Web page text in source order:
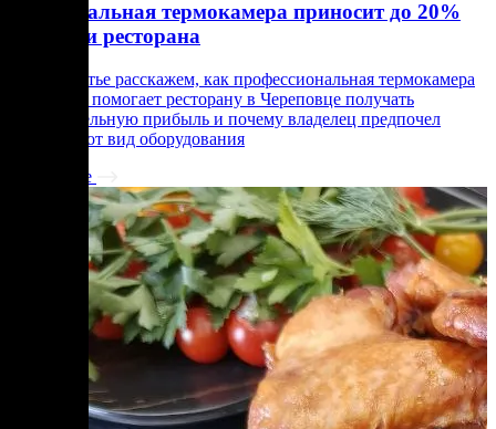
Универсальная термокамера приносит до 20%
прибыли ресторана
В этой статье расскажем, как профессиональная термокамера
от Ижицы помогает ресторану в Череповце получать
дополнительную прибыль и почему владелец предпочел
именно этот вид оборудования
Подробнее